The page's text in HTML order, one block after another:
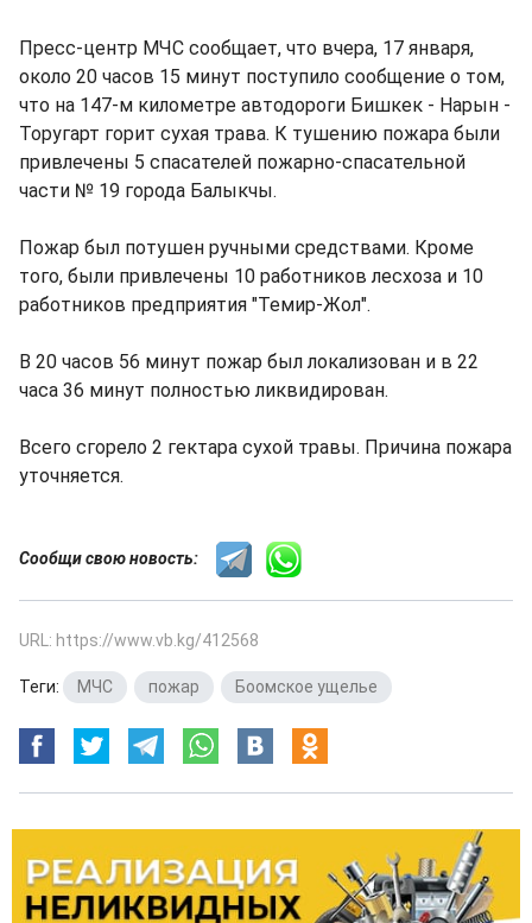
Пресс-центр МЧС сообщает, что вчера, 17 января,
около 20 часов 15 минут поступило сообщение о том,
что на 147-м километре автодороги Бишкек - Нарын -
Торугарт горит сухая трава. К тушению пожара были
привлечены 5 спасателей пожарно-спасательной
части № 19 города Балыкчы.
Пожар был потушен ручными средствами. Кроме
того, были привлечены 10 работников лесхоза и 10
работников предприятия "Темир-Жол".
В 20 часов 56 минут пожар был локализован и в 22
часа 36 минут полностью ликвидирован.
Всего сгорело 2 гектара сухой травы. Причина пожара
уточняется.
Сообщи свою новость:
URL: https://www.vb.kg/412568
Теги: МЧС пожар Боомское ущелье